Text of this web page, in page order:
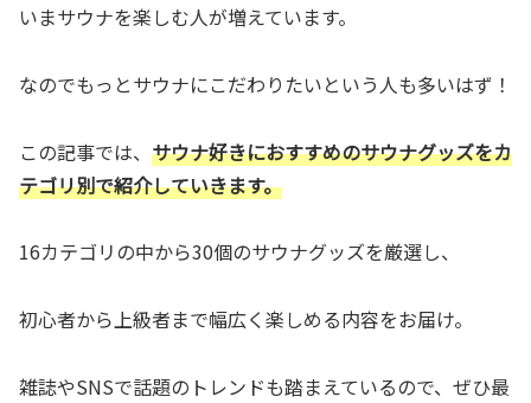
いまサウナを楽しむ人が増えています。
なのでもっとサウナにこだわりたいという人も多いはず！
この記事では、 サウナ好きにおすすめのサウナグッズをカ
テゴリ別で紹介していきます。
16カテゴリの中から30個のサウナグッズを厳選し、
初心者から上級者まで幅広く楽しめる内容をお届け。
雑誌やSNSで話題のトレンドも踏まえているので、ぜひ最